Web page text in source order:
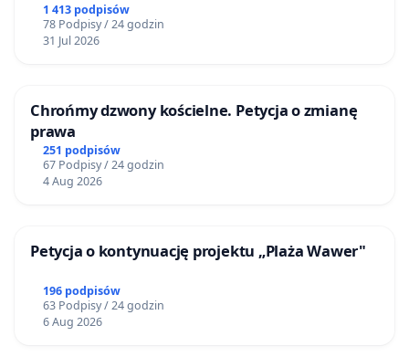
1 413 podpisów
78 Podpisy / 24 godzin
31 Jul 2026
Chrońmy dzwony kościelne. Petycja o zmianę
prawa
251 podpisów
67 Podpisy / 24 godzin
4 Aug 2026
Petycja o kontynuację projektu „Plaża Wawer"
196 podpisów
63 Podpisy / 24 godzin
6 Aug 2026